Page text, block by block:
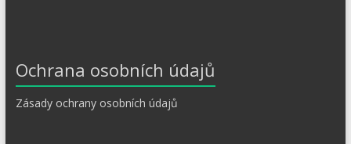
Ochrana osobních údajů
Zásady ochrany osobních údajů